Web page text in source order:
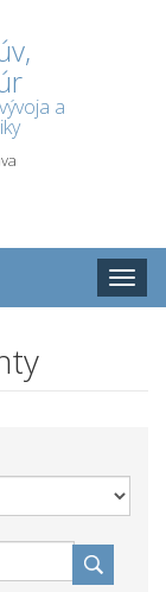
a
Toggle